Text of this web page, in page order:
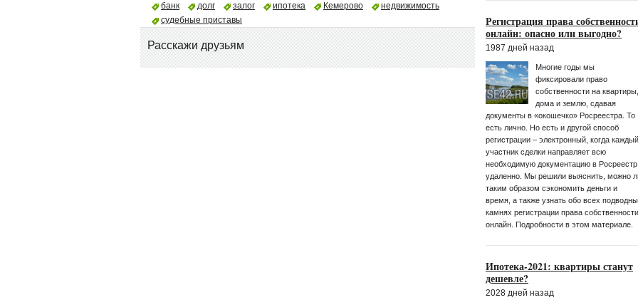
банк
долг залог ипотека Кемерово
недвижимость
судебные приставы
Расскажи друзьям
Регистрация права
онлайн: опасно или выгодно?
1987 дней назад
Многие годы мы
фиксировали право
собственности на квартиры,
дома и землю, сдавая
документы в «окошечко» Росреестра. То
есть лично. Но есть и другой способ
регистрации – электронный, когда каждый
участник сделки направляет всю
необходимую документацию в Росреестр
удаленно. Мы решили выяснить, можно
таким образом сэкономить деньги и
время, а также узнать обо всех
камнях регистрации права собственности
онлайн. Подробности в этом материале.
Ипотека-2021: квартиры станут
дешевле?
2028 дней назад